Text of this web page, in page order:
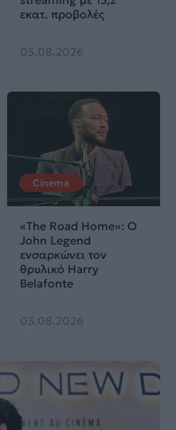
εκατ. προβολές
05.08.2026
Cinema
«The Road Home»: Ο
John Legend
ενσαρκώνει τον
θρυλικό Harry
Belafonte
03.08.2026